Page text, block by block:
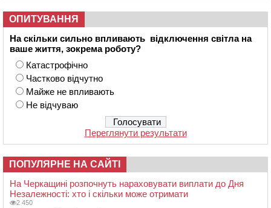
ОПИТУВАННЯ
На скільки сильно впливають відключення світла на
ваше життя, зокрема роботу?
Катастрофічно
Частково відчутно
Майже не впливають
Не відчуваю
Переглянути результати
ПОПУЛЯРНЕ НА САЙТІ
На Черкащині розпочнуть нараховувати виплати до Дня
Незалежності: хто і скільки може отримати
2 450